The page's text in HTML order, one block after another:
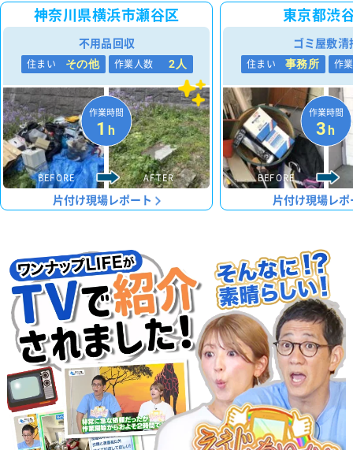
神奈川県横浜市瀬谷区
不用品回収
住まい その他 作業人数 2人
BEFORE AFTER
作業時間
1 h
片付け現場レポート
東京都渋
ゴミ屋敷清
住まい 事務所 作
BEFORE
作業時間
3h
片付け現場レポ